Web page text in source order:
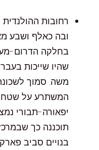
ובה כאלף ושבע
בחלקה הדרום-
שהיו שייכות
משה. סמוך
יפאורה-תבורי
תוכננה כך
בנויים סביב